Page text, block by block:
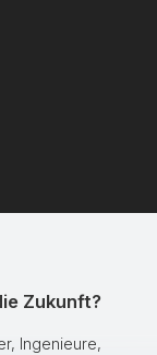
Zukunft?
Ingenieure,